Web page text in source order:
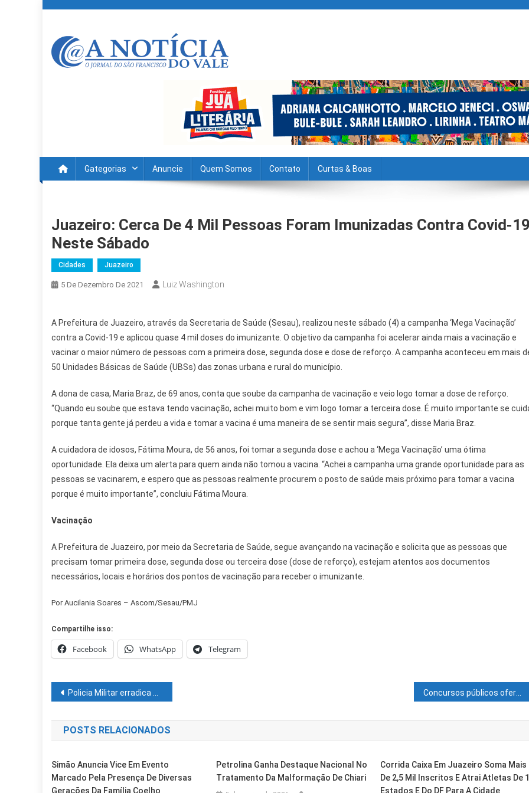
content
Gategorias Anuncie Quem Somos Contato Curtas & Boas
Juazeiro: Cerca De 4 Mil Pessoas Foram Imunizadas Contra Covid-
Neste Sábado
Cidades Juazeiro
5 De Dezembro De 2021 Luiz Washington
A Prefeitura de Juazeiro, através da Secretaria de Saúde (Sesau), realizou neste sábado (4) a campanha ‘Mega Vacinação’
contra a Covid-19 e aplicou quase 4 mil doses do imunizante. O objetivo da campanha foi acelerar ainda mais a vacinação e
vacinar o maior número de pessoas com a primeira dose, segunda dose e dose de reforço. A campanha aconteceu em mais
50 Unidades Básicas de Saúde (UBSs) das zonas urbana e rural do município.
A dona de casa, Maria Braz, de 69 anos, conta que soube da campanha de vacinação e veio logo tomar a dose de reforço.
“Quando eu soube que estava tendo vacinação, achei muito bom e vim logo tomar a terceira dose. É muito importante se
porque tanta gente já perdeu a vida e tomar a vacina é uma maneira de se sentir mais segura”, disse Maria Braz.
A cuidadora de idosos, Fátima Moura, de 56 anos, foi tomar a segunda dose e achou a ‘Mega Vacinação’ uma ótima
oportunidade. Ela deixa um alerta para quem ainda não tomou a vacina. “Achei a campanha uma grande oportunidade para as
pessoas se vacinarem, e espero que as pessoas realmente procurem o posto de saúde mais próximo para tomar a vacina
porque é muito importante”, concluiu Fátima Moura.
Vacinação
A Prefeitura de Juazeiro, por meio da Secretaria de Saúde, segue avançando na vacinação e solicita que as pessoas que
precisam tomar primeira dose, segunda dose ou terceira dose (dose de reforço), estejam atentos aos documentos
necessários, locais e horários dos pontos de vacinação para receber o imunizante.
Por Aucilania Soares – Ascom/Sesau/PMJ
Compartilhe isso:
Facebook WhatsApp Telegram
Navegação
de
Post
Policia Militar erradica 18 mil pés de maconha em Curaçá
POSTS RELACIONADOS
Simão Anuncia Vice Em Evento
Marcado Pela Presença De Diversas
Gerações Da Família Coelho
Petrolina Ganha Destaque Nacional No
Tratamento Da Malformação De Chiari
Corrida Caixa Em Juazeiro Soma Mais
De 2,5 Mil Inscritos E Atrai Atletas De
Estados E Do DF Para A Cidade